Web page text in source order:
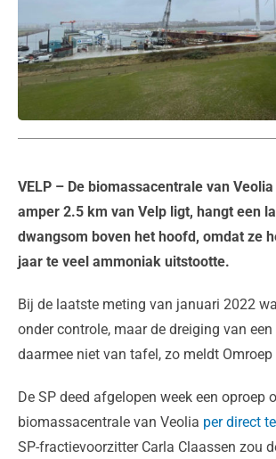
VELP – De biomassacentrale van
amper 2.5 km van Velp ligt, hangt een
dwangsom boven het hoofd, omdat ze
jaar te veel ammoniak uitstootte.
Bij de laatste meting van januari 2022
onder controle, maar de dreiging van
daarmee niet van tafel, zo meldt Omroep
De SP deed afgelopen week een oproep
biomassacentrale van Veolia per direct
SP-fractievoorzitter Carla Claassen zou